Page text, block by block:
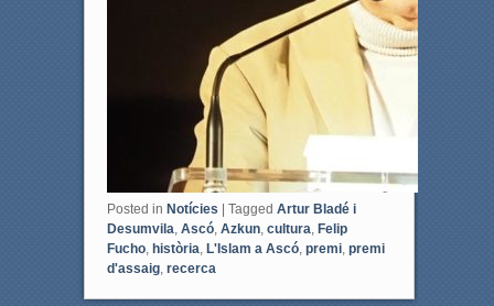
Posted in Notícies Tagged Artur Bladé i
Desumvila, Ascó, Azkun, cultura, Felip
Fucho, història, L'Islam a Ascó, premi, premi
d'assaig, recerca